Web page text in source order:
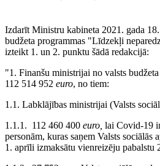
Izdarīt Ministru kabineta 2021. gada
budžeta programmas "Līdzekļi
izteikt 1. un 2. punktu šādā redakcijā:
"1. Finanšu ministrijai no valsts
112 514 952 euro, no tiem:
1.1. Labklājības ministrijai (Valsts
1.1.1. 112 460 400 euro, lai Covid-19
personām, kuras saņem Valsts sociālās
1. aprīli izmaksātu vienreizēju pabalstu